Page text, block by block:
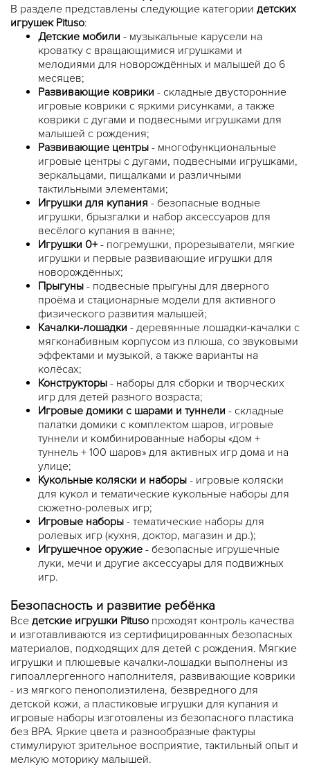
В разделе представлены следующие категории детских
игрушек Pituso:
Детские мобили - музыкальные карусели на
кроватку с вращающимися игрушками и
мелодиями для новорождённых и малышей до 6
месяцев;
Развивающие коврики - складные двусторонние
игровые коврики с яркими рисунками, а также
коврики с дугами и подвесными игрушками для
малышей с рождения;
Развивающие центры - многофункциональные
игровые центры с дугами, подвесными игрушками,
зеркальцами, пищалками и различными
тактильными элементами;
Игрушки для купания - безопасные водные
игрушки, брызгалки и набор аксессуаров для
весёлого купания в ванне;
Игрушки 0+- погремушки, прорезыватели, мягкие
игрушки и первые развивающие игрушки для
новорождённых;
Прыгуны - подвесные прыгуны для дверного
проёма и стационарные модели для активного
физического развития малышей;
Качалки-лошадки - деревянные лошадки-качалки с
мягконабивным корпусом из плюша, со звуковыми
эффектами и музыкой, а также варианты на
колёсах;
Конструкторы - наборы для сборки и творческих
игр для детей разного возраста;
Игровые домики с шарами и туннели - складные
палатки домики с комплектом шаров, игровые
туннели и комбинированные наборы «дом +
туннель + 100 шаров» для активных игр дома и на
улице;
Кукольные коляски и наборы - игровые коляски
для кукол и тематические кукольные наборы для
сюжетно-ролевых игр;
Игровые наборы - тематические наборы для
ролевых игр (кухня, доктор, магазин и др.);
Игрушечное оружие - безопасные игрушечные
луки, мечи и другие аксессуары для подвижных
игр.
Безопасность и развитие ребёнка
Все детские игрушки Pituso проходят контроль качества
и изготавливаются из сертифицированных безопасных
материалов, подходящих для детей с рождения. Мягкие
игрушки и плюшевые качалки-лошадки выполнены из
гипоаллергенного наполнителя, развивающие коврики
- из мягкого пенополиэтилена, безвредного для
детской кожи, а пластиковые игрушки для купания и
игровые наборы изготовлены из безопасного пластика
без BPA. Яркие цвета и разнообразные фактуры
стимулируют зрительное восприятие, тактильный опыт и
мелкую моторику малышей.